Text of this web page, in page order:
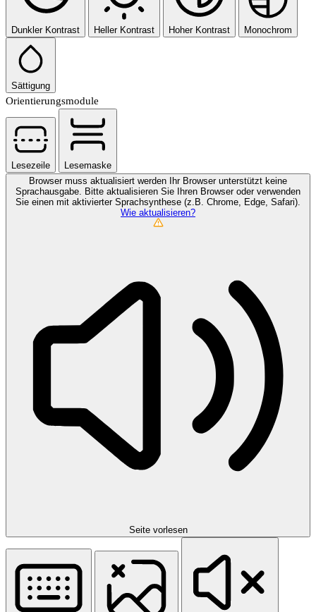
Dunkler Kontrast Heller Kontrast Hoher Kontrast Monochrom
Sättigung
Orientierungsmodule
Lesezeile
Lesemaske
Browser muss aktualisiert werden
Ihr Browser unterstützt keine
Sprachausgabe. Bitte aktualisieren Sie Ihren Browser oder verwenden
Sie einen mit aktivierter Sprachsynthese (z.B. Chrome, Edge, Safari).
Wie aktualisieren?
Seite vorlesen